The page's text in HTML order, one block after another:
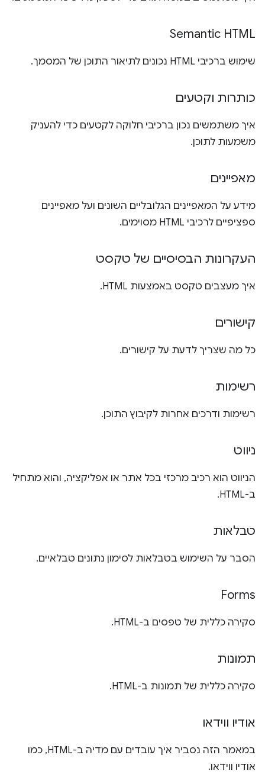
Semantic HTML
שימוש ברכיבי HTML נכונים לתיאור התוכן של המסמך.
כותרות וקטעים
איך משתמשים נכון ברכיבי חלוקה לקטעים כדי להעניק
משמעות לתוכן.
מאפיינים
מידע על המאפיינים הגלובליים השונים ועל מאפיינים
ספציפיים לרכיבי HTML מסוימים.
העקרונות הבסיסיים של טקסט
איך מעצבים טקסט באמצעות HTML.
קישורים
כל מה שצריך לדעת על קישורים.
רשימות
רשימות ודרכים אחרות לקיבוץ התוכן.
ניווט
הניווט הוא רכיב מרכזי בכל אתר או אפליקציה, והוא מתחיל
ב-HTML.
טבלאות
הסבר על השימוש בטבלאות לסימון נתונים טבלאיים.
Forms
סקירה כללית של טפסים ב-HTML.
תמונות
סקירה כללית של תמונות ב-HTML.
אודיו ווידאו
במאמר הזה נסביר איך עובדים עם מדיה ב-HTML, כמו
אודיו ווידאו.